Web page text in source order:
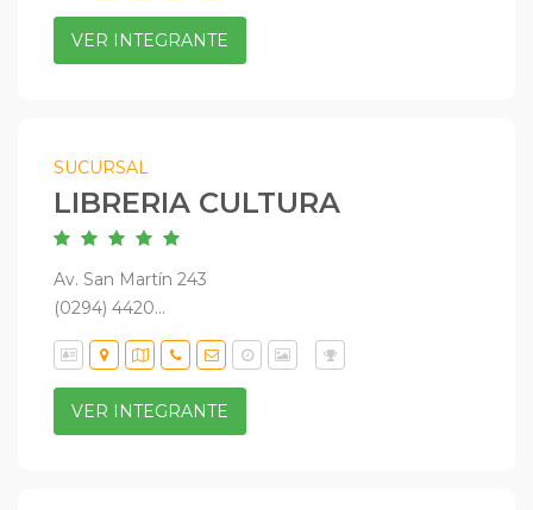
VER INTEGRANTE
SUCURSAL
LIBRERIA CULTURA
Av. San Martín 243
(0294) 4420...
VER INTEGRANTE